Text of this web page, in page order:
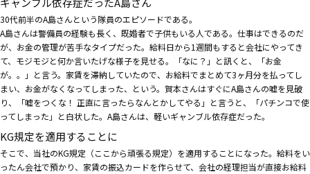
30代前半のA島さんという隊員のエピソードである。
A島さんは警備員の経験も長く、既婚者で子供もいる人である。仕事はできるのだ
が、お金の管理が苦手なタイプだった。給料日から1週間もすると会社にやってき
て、モジモジと何か言いたげな様子を見せる。「なに？」と訊くと、「お金
が。。」と言う。家賃を滞納していたので、お給料でまとめて3ヶ月分を払ってし
まい、お金がなくなってしまった、という。賀本さんはすぐにA島さんの嘘を見破
り、「嘘をつくな！ 正直に言ったらなんとかしてやる」と言うと、「パチンコで使
ってしまった」と白状した。A島さんは、軽いギャンブル依存症だった。
KG規定を適用することに
そこで、当社のKG規定（ここから頑張る規定）を適用することになった。給料をい
ったん会社で預かり、家賃の振込カードを作らせて、会社の経理担当が直接お給料